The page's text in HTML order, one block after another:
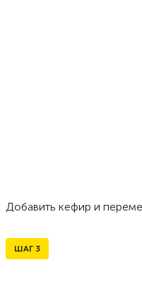
Добавить кефир и
ШАГ 3